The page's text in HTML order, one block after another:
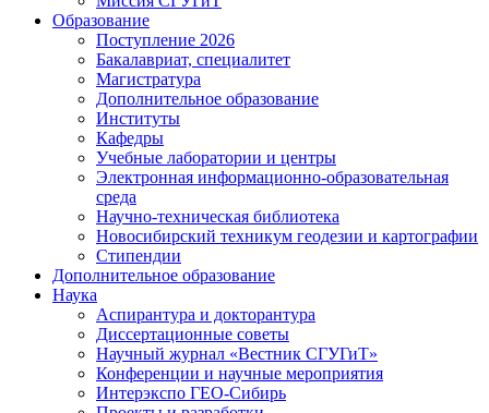
Образование
Поступление 2026
Бакалавриат, специалитет
Магистратура
Дополнительное образование
Институты
Кафедры
Учебные лаборатории и центры
Электронная информационно-образовательная
среда
Научно-техническая библиотека
Новосибирский техникум геодезии и картографии
Стипендии
Дополнительное образование
Наука
Аспирантура и докторантура
Диссертационные советы
Научный журнал «Вестник СГУГиТ»
Конференции и научные мероприятия
Интерэкспо ГЕО-Сибирь